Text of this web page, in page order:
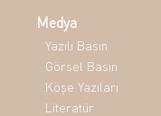
Medya
Yazılı Basın
Görsel Basın
Köşe Yazıları
Literatür